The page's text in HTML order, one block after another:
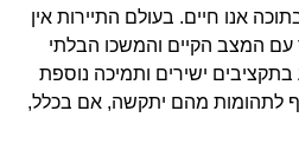
אנו חיים. בעולם התיירות אין
המצב הקיים והמשכו הבלתי
בתקציבים ישירים ותמיכה נוספת
לתהומות מהם יתקשה, אם בכלל,